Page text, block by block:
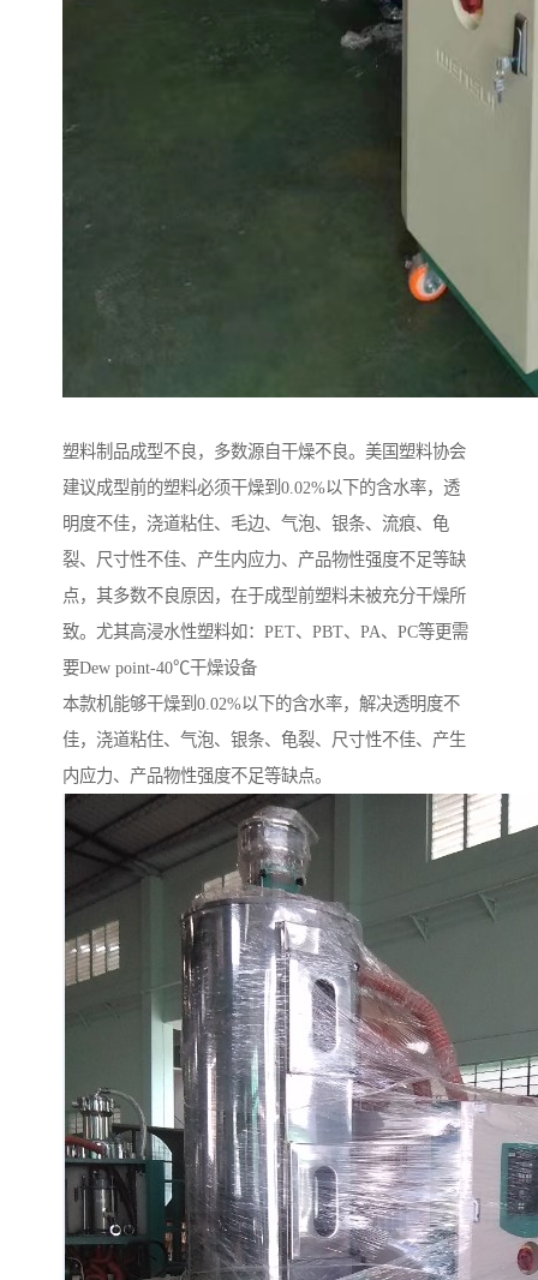
塑料制品成型不良，多数源自干燥不良。美国塑料协会
建议成型前的塑料必须干燥到0.02%以下的含水率，透
明度不佳，浇道粘住、毛边、气泡、银条、流痕、龟
裂、尺寸性不佳、产生内应力、产品物性强度不足等缺
点，其多数不良原因，在于成型前塑料未被充分干燥所
致。尤其高浸水性塑料如：PET、PBT、PA、PC等更需
要Dew point-40℃干燥设备
本款机能够干燥到0.02%以下的含水率，解决透明度不
佳，浇道粘住、气泡、银条、龟裂、尺寸性不佳、产生
内应力、产品物性强度不足等缺点。